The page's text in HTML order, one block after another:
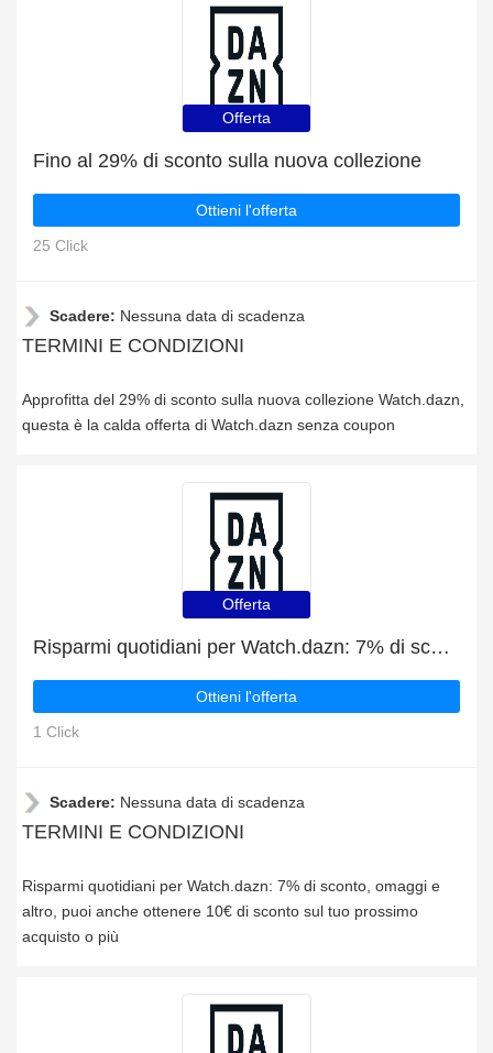
Offerta
Fino al 29% di sconto sulla nuova collezione
Ottieni l'offerta
25 Click
Scadere: Nessuna data di scadenza
TERMINI E CONDIZIONI
Approfitta del 29% di sconto sulla nuova collezione Watch.dazn,
questa è la calda offerta di Watch.dazn senza coupon
Offerta
Risparmi quotidiani per Watch.dazn: 7% di sconto, omaggi e altro
Ottieni l'offerta
1 Click
Scadere: Nessuna data di scadenza
TERMINI E CONDIZIONI
Risparmi quotidiani per Watch.dazn: 7% di sconto, omaggi e
altro, puoi anche ottenere 10€ di sconto sul tuo prossimo
acquisto o più